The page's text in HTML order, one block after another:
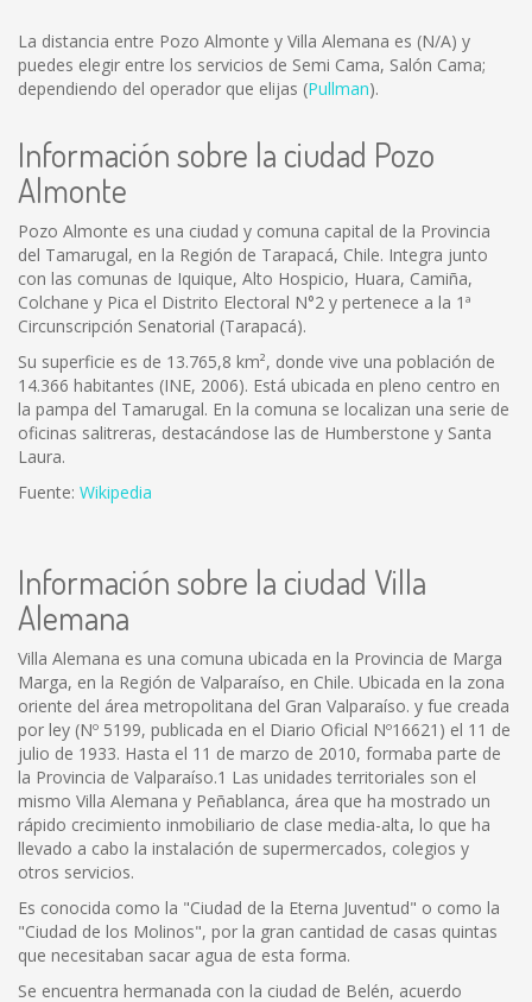
La distancia entre Pozo Almonte y Villa Alemana es (N/A) y
puedes elegir entre los servicios de Semi Cama, Salón Cama;
dependiendo del operador que elijas (Pullman).
Información sobre la ciudad Pozo
Almonte
Pozo Almonte es una ciudad y comuna capital de la Provincia
del Tamarugal, en la Región de Tarapacá, Chile. Integra junto
con las comunas de Iquique, Alto Hospicio, Huara, Camiña,
Colchane y Pica el Distrito Electoral N°2 y pertenece a la 1ª
Circunscripción Senatorial (Tarapacá).
Su superficie es de 13.765,8 km², donde vive una población de
14.366 habitantes (INE, 2006). Está ubicada en pleno centro en
la pampa del Tamarugal. En la comuna se localizan una serie de
oficinas salitreras, destacándose las de Humberstone y Santa
Laura.
Fuente: Wikipedia
Información sobre la ciudad Villa
Alemana
Villa Alemana es una comuna ubicada en la Provincia de Marga
Marga, en la Región de Valparaíso, en Chile. Ubicada en la zona
oriente del área metropolitana del Gran Valparaíso. y fue creada
por ley (Nº 5199, publicada en el Diario Oficial Nº16621) el 11 de
julio de 1933. Hasta el 11 de marzo de 2010, formaba parte de
la Provincia de Valparaíso.1 Las unidades territoriales son el
mismo Villa Alemana y Peñablanca, área que ha mostrado un
rápido crecimiento inmobiliario de clase media-alta, lo que ha
llevado a cabo la instalación de supermercados, colegios y
otros servicios.
Es conocida como la "Ciudad de la Eterna Juventud" o como la
"Ciudad de los Molinos", por la gran cantidad de casas quintas
que necesitaban sacar agua de esta forma.
Se encuentra hermanada con la ciudad de Belén, acuerdo